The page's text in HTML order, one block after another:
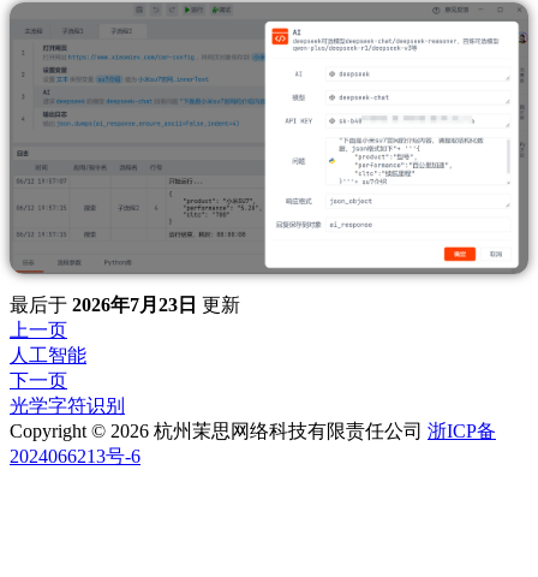
最后于 2026年7月23日 更新
上一页
人工智能
下一页
光学字符识别
Copyright © 2026 杭州茉思网络科技有限责任公司 浙ICP备
2024066213号-6